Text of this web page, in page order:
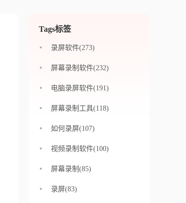
Tags标签
录屏软件(273)
屏幕录制软件(232)
电脑录屏软件(191)
屏幕录制工具(118)
如何录屏(107)
视频录制软件(100)
屏幕录制(85)
录屏(83)